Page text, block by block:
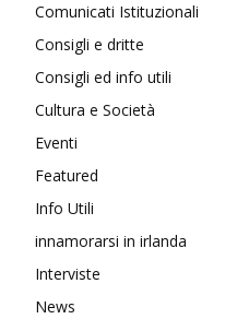
Comunicati Istituzionali
Consigli e dritte
Consigli ed info utili
Cultura e Società
Eventi
Featured
Info Utili
innamorarsi in irlanda
Interviste
News